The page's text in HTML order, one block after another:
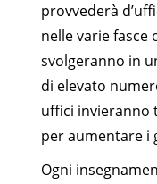
IINF-04/A
IIND-
03/B
E
GIUR-
E
provvederà
nelle varie fasce
svolgeranno in
di elevato
uffici invieranno
per aumentare i
Ogni